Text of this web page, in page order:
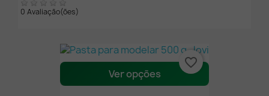
0 Avaliação(ões)
Ver opções
favorite_border